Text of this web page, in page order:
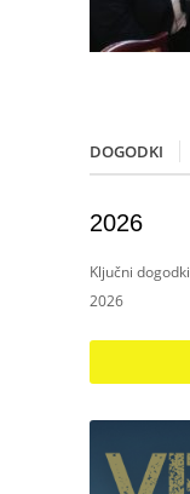
DOGODKI
2026
Ključni
2026